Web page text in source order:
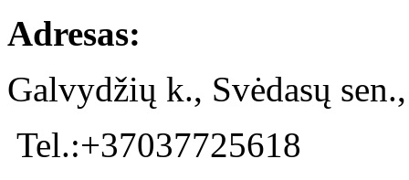
Adresas:
Galvydžių k., Svėdasų
Tel.:+37037725618